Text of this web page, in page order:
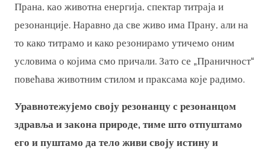
Прана, као животна енергија, спектар титраја и
резонанције. Наравно да све живо има Прану, али на
то како титрамо и како резонирамо утичемо оним
условима о којима смо причали. Зато се „Праничност“
повећава животним стилом и праксама које радимо.
Уравнотежујемо своју резонанцу с резонанцом
здравља и закона природе, тиме што отпуштамо
его и пуштамо да тело живи своју истину и